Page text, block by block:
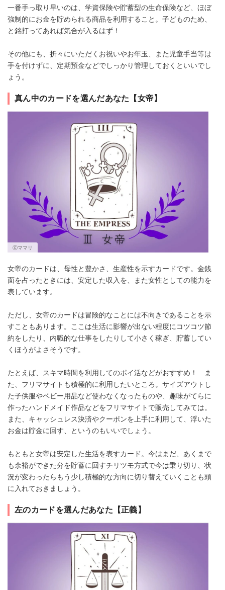
一番手っ取り早いのは、学資保険や貯蓄型の生命保険など、ほぼ
強制的にお金を貯められる商品を利用すること。子どものため、
と銘打ってあれば気合が入るはず！
その他にも、折々にいただくお祝いやお年玉、また児童手当等は
手を付けずに、定期預金などでしっかり管理しておくといいでし
ょう。
真ん中のカードを選んだあなた【女帝】
ⓒママリ
女帝のカードは、母性と豊かさ、生産性を示すカードです。金銭
面を占ったときには、安定した収入を、また女性としての能力を
表しています。
ただし、女帝のカードは冒険的なことには不向きであることを示
すこともあります。ここは生活に影響が出ない程度にコツコツ節
約をしたり、内職的な仕事をしたりして小さく稼ぎ、貯蓄してい
くほうがよさそうです。
たとえば、スキマ時間を利用してのポイ活などがおすすめ！ ま
た、フリマサイトも積極的に利用したいところ。サイズアウトし
た子供服やベビー用品など使わなくなったものや、趣味がてらに
作ったハンドメイド作品などをフリマサイトで販売してみては。
また、キャッシュレス決済やクーポンを上手に利用して、浮いた
お金は貯金に回す、というのもいいでしょう。
もともと女帝は安定した生活を表すカード。今はまだ、あくまで
も余裕ができた分を貯蓄に回すチリツモ方式で今は乗り切り、状
況が変わったらもう少し積極的な方向に切り替えていくことも頭
に入れておきましょう。
左のカードを選んだあなた【正義】